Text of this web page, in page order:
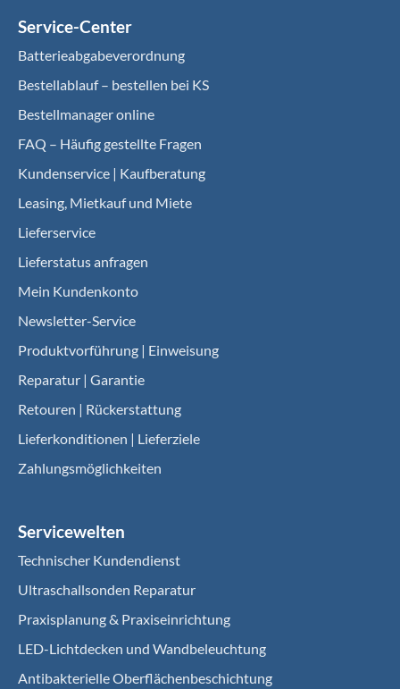
Service-Center
Batterieabgabeverordnung
Bestellablauf – bestellen bei KS
Bestellmanager online
FAQ – Häufig gestellte Fragen
Kundenservice | Kaufberatung
Leasing, Mietkauf und Miete
Lieferservice
Lieferstatus anfragen
Mein Kundenkonto
Newsletter-Service
Produktvorführung | Einweisung
Reparatur | Garantie
Retouren | Rückerstattung
Lieferkonditionen | Lieferziele
Zahlungsmöglichkeiten
Servicewelten
Technischer Kundendienst
Ultraschallsonden Reparatur
Praxisplanung & Praxiseinrichtung
LED-Lichtdecken und Wandbeleuchtung
Antibakterielle Oberflächenbeschichtung